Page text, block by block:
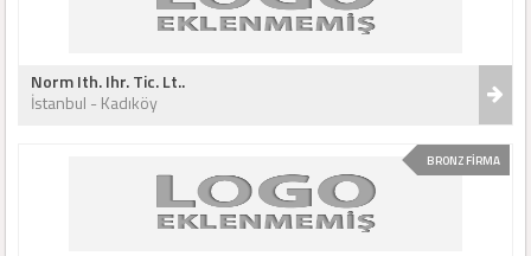
Norm Ith. Ihr. Tic. Lt..
İstanbul - Kadıköy
BRONZ FİRMA